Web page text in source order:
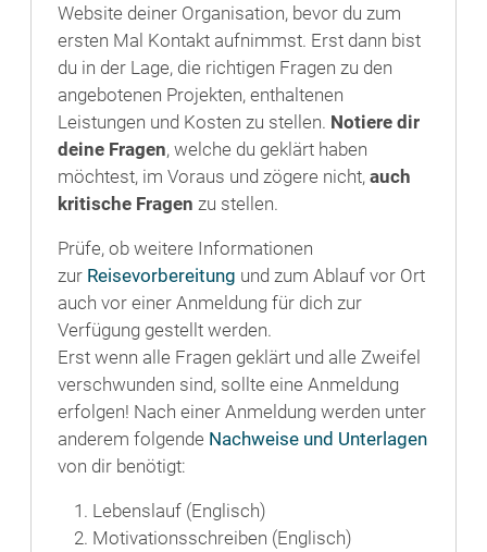
Website deiner Organisation, bevor du zum
ersten Mal Kontakt aufnimmst. Erst dann bist
du in der Lage, die richtigen Fragen zu den
angebotenen Projekten, enthaltenen
Leistungen und Kosten zu stellen. Notiere dir
deine Fragen, welche du geklärt haben
möchtest, im Voraus und zögere nicht, auch
kritische Fragen zu stellen.
Prüfe, ob weitere Informationen
zur Reisevorbereitung und zum Ablauf vor Ort
auch vor einer Anmeldung für dich zur
Verfügung gestellt werden.
Erst wenn alle Fragen geklärt und alle Zweifel
verschwunden sind, sollte eine Anmeldung
erfolgen! Nach einer Anmeldung werden unter
anderem folgende Nachweise und Unterlagen
von dir benötigt:
Lebenslauf (Englisch)
Motivationsschreiben (Englisch)